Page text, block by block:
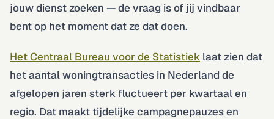
jouw dienst zoeken — de vraag is of jij vindbaar
bent op het moment dat ze dat doen.
Het Centraal Bureau voor de Statistiek laat zien dat
het aantal woningtransacties in Nederland de
afgelopen jaren sterk fluctueert per kwartaal en
regio. Dat maakt tijdelijke campagnepauzes en